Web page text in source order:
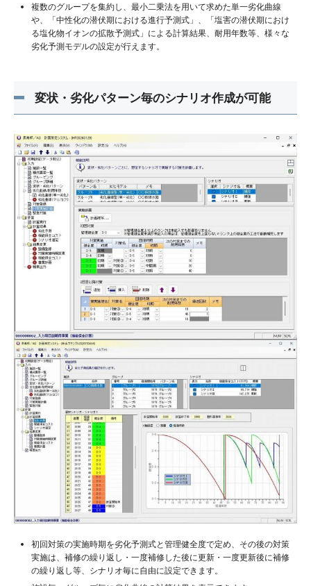
複数のグループを集約し、最小二乗法を用いて求めた単一劣化曲線
や、「中性化の潜伏期における進行予測式」、「塩害の潜伏期におけ
る塩化物イオンの拡散予測式」による計算結果、耐用年数等、様々な
劣化予測モデルの設定が行えます。
変状・劣化パターン毎のシナリオ作成が可能
初回対策の実施時期を劣化予測式と管理健全度で定め、その後の対策
実施は、補修の繰り返し・一度補修した後に更新・一度更新後に補修
の繰り返し等、シナリオ毎に自由に設定できます。